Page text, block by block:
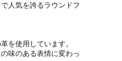
人気を誇るラウンドフ
を使用しています。
味のある表情に変わっ